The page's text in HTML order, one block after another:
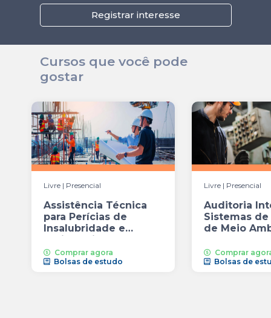
Registrar interesse
Cursos que você pode
gostar
Livre | Presencial
Assistência Técnica
para Perícias de
Insalubridade e
Periculosi...
Comprar agora
Bolsas de estudo
Livre | Presencial
Auditoria
Sistemas de
de Meio
Comprar
Bolsas de